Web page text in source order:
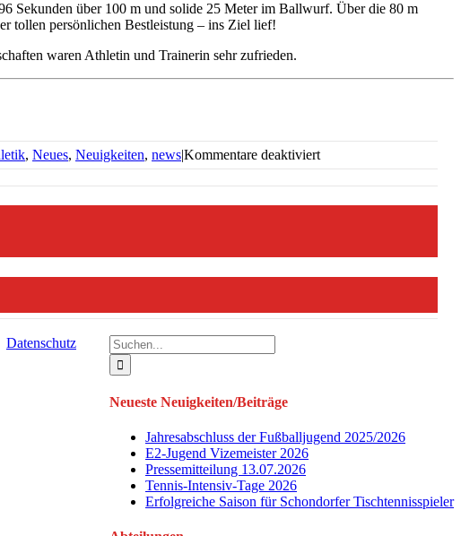
Sekunden über 100 m und solide 25 Meter im Ballwurf. Über die 80 m
tollen persönlichen Bestleistung – ins Ziel lief!
waren Athletin und Trainerin sehr zufrieden.
, Neues, Neuigkeiten, news|Kommentare deaktiviertfür
Neues
aus
der
Mail
Suche
nach:
Neueste Neuigkeiten/Beiträge
Jahresabschluss der Fußballjugend 2025/2026
E2-Jugend Vizemeister 2026
Pressemitteilung 13.07.2026
Tennis-Intensiv-Tage 2026
Erfolgreiche Saison für Schondorfer Tischtennisspieler
Datenschutz